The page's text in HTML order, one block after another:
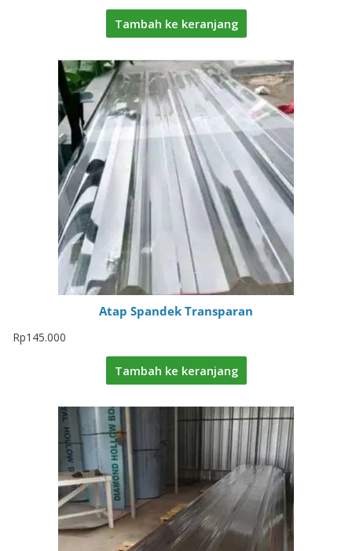
Tambah ke keranjang
Atap Spandek Transparan
Rp145.000
Tambah ke keranjang